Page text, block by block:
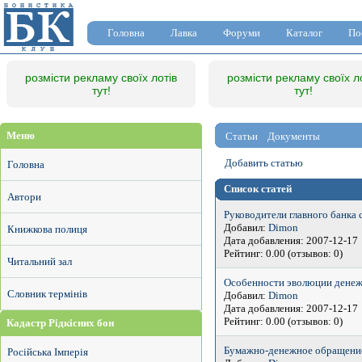
Головна Лавка Форуми Каталог
розмісти рекламу своїх лотів
тут!
розмісти рекламу своїх
тут!
Меню
Головна
Автори
Книжкова полиця
Читальний зал
Словник термінів
Кадастр Рідкісних бон
Російська Імперія
Статьи Документы
Добавить статью
Список статей
Руководители главного
Добавил: Dimon
Дата добавления: 2007-12-17
Рейтинг: 0.00 (отзывов: 0)
Особенности эволюции
Добавил: Dimon
Дата добавления: 2007-12-17
Рейтинг: 0.00 (отзывов: 0)
Бумажно-денежное